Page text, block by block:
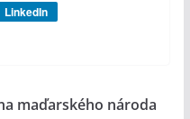
LinkedIn
maďarského národa